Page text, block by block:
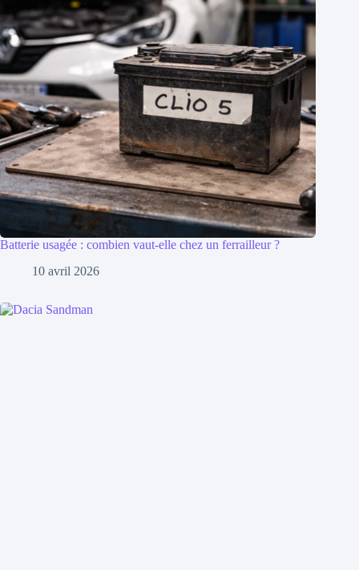
Batterie usagée : combien vaut-elle chez un ferrailleur ?
10 avril 2026